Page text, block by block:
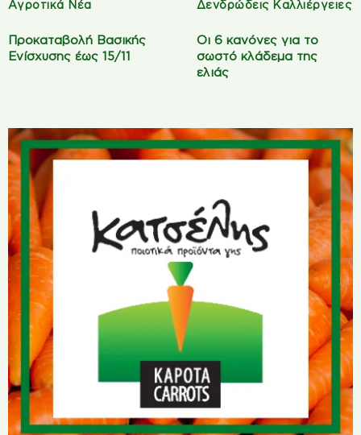
Αγροτικά Νέα
Προκαταβολή Βασικής
Ενίσχυσης έως 15/11
Δενδρώδεις Καλλιέργειες
Οι 6 κανόνες για το
σωστό κλάδεμα της
ελιάς